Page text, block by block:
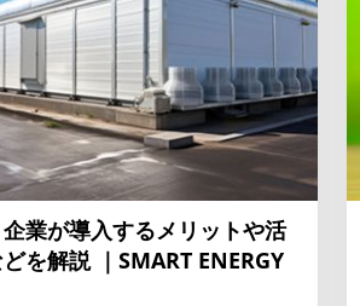
業が導入するメリットや活
を解説 ｜SMART ENERGY